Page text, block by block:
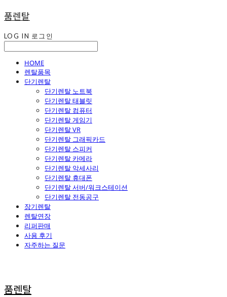
품렌탈
LOG IN 로그인
HOME
렌탈품목
단기렌탈
단기렌탈 노트북
단기렌탈 태블릿
단기렌탈 컴퓨터
단기렌탈 게임기
단기렌탈 VR
단기렌탈 그래픽카드
단기렌탈 스피커
단기렌탈 카메라
단기렌탈 악세사리
단기렌탈 휴대폰
단기렌탈 서버/워크스테이션
단기렌탈 전동공구
장기렌탈
렌탈연장
리퍼판매
사용 후기
자주하는 질문
품렌탈